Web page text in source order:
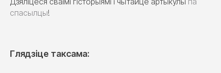
спасылцы!
Глядзіце таксама: